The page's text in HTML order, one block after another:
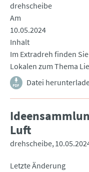
drehscheibe
Am
10.05.2024
Inhalt
Im Extradreh finden
Lokalen zum Thema
Datei
Luft
drehscheibe
Letzte Änderung